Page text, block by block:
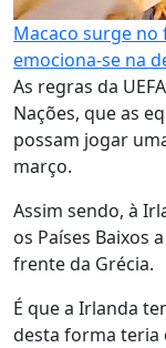
Macaco surge
emociona-se na
As regras da
Nações, que as
possam jogar
março.
Assim sendo, à
os Países Baixos
frente da Grécia.
É que a Irlanda
desta forma teria